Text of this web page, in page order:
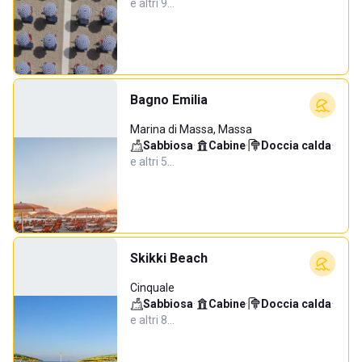
e altri 9…
Bagno Emilia
Marina di Massa, Massa
Sabbiosa· Cabine· Doccia calda·
e altri 5…
Skikki Beach
Cinquale
Sabbiosa· Cabine· Doccia calda·
e altri 8…